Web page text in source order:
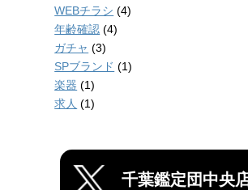
WEBチラシ (4)
年齢確認 (4)
ガチャ (3)
SPブランド (1)
楽器 (1)
求人 (1)
千葉鑑定団中央